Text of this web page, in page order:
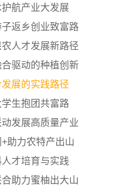
航产业大发展
返乡创业致富路
人才发展新路径
驱动的种植创新
展的实践路径
生抱团共富路
发展高质量产业
助力农特产出山
才培育与实践
助力蜜柚出大山